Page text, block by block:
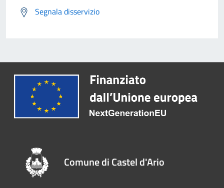
Segnala disservizio
Comune di Castel d'Ario